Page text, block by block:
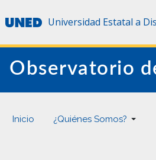
Universidad Estatal a
Observatorio
Inicio ¿Quiénes Somos?